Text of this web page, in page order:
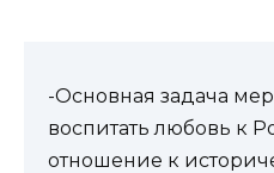
-Основная задача
воспитать любовь к
отношение к